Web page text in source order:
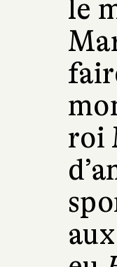
le
roi